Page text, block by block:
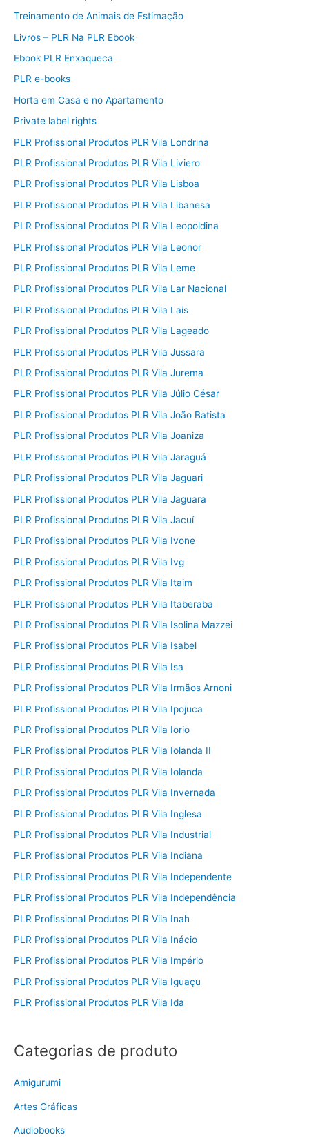
Treinamento de Animais de Estimação
Livros – PLR Na PLR Ebook
Ebook PLR Enxaqueca
PLR e-books
Horta em Casa e no Apartamento
Private label rights
PLR Profissional Produtos PLR Vila Londrina
PLR Profissional Produtos PLR Vila Liviero
PLR Profissional Produtos PLR Vila Lisboa
PLR Profissional Produtos PLR Vila Libanesa
PLR Profissional Produtos PLR Vila Leopoldina
PLR Profissional Produtos PLR Vila Leonor
PLR Profissional Produtos PLR Vila Leme
PLR Profissional Produtos PLR Vila Lar Nacional
PLR Profissional Produtos PLR Vila Lais
PLR Profissional Produtos PLR Vila Lageado
PLR Profissional Produtos PLR Vila Jussara
PLR Profissional Produtos PLR Vila Jurema
PLR Profissional Produtos PLR Vila Júlio César
PLR Profissional Produtos PLR Vila João Batista
PLR Profissional Produtos PLR Vila Joaniza
PLR Profissional Produtos PLR Vila Jaraguá
PLR Profissional Produtos PLR Vila Jaguari
PLR Profissional Produtos PLR Vila Jaguara
PLR Profissional Produtos PLR Vila Jacuí
PLR Profissional Produtos PLR Vila Ivone
PLR Profissional Produtos PLR Vila Ivg
PLR Profissional Produtos PLR Vila Itaim
PLR Profissional Produtos PLR Vila Itaberaba
PLR Profissional Produtos PLR Vila Isolina Mazzei
PLR Profissional Produtos PLR Vila Isabel
PLR Profissional Produtos PLR Vila Isa
PLR Profissional Produtos PLR Vila Irmãos Arnoni
PLR Profissional Produtos PLR Vila Ipojuca
PLR Profissional Produtos PLR Vila Iorio
PLR Profissional Produtos PLR Vila Iolanda II
PLR Profissional Produtos PLR Vila Iolanda
PLR Profissional Produtos PLR Vila Invernada
PLR Profissional Produtos PLR Vila Inglesa
PLR Profissional Produtos PLR Vila Industrial
PLR Profissional Produtos PLR Vila Indiana
PLR Profissional Produtos PLR Vila Independente
PLR Profissional Produtos PLR Vila Independência
PLR Profissional Produtos PLR Vila Inah
PLR Profissional Produtos PLR Vila Inácio
PLR Profissional Produtos PLR Vila Império
PLR Profissional Produtos PLR Vila Iguaçu
PLR Profissional Produtos PLR Vila Ida
Categorias de produto
Amigurumi
Artes Gráficas
Audiobooks